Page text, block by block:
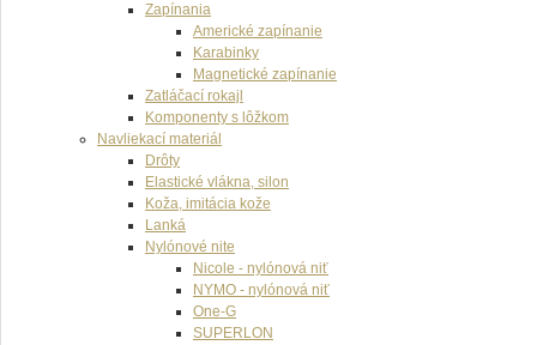
Zapínania
Americké zapínanie
Karabinky
Magnetické zapínanie
Zatláčací rokajl
Komponenty s lôžkom
Navliekací materiál
Drôty
Elastické vlákna, silon
Koža, imitácia kože
Lanká
Nylónové nite
Nicole - nylónová niť
NYMO - nylónová niť
One-G
SUPERLON